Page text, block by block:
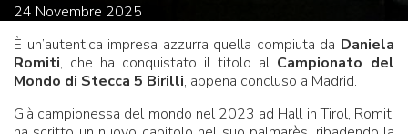
24 Novembre 2025
È un’autentica impresa azzurra quella compiuta da Daniela
Romiti, che ha conquistato il titolo al Campionato del
Mondo di Stecca 5 Birilli, appena concluso a Madrid.
Già campionessa del mondo nel 2023 ad Hall in Tirol, Romiti